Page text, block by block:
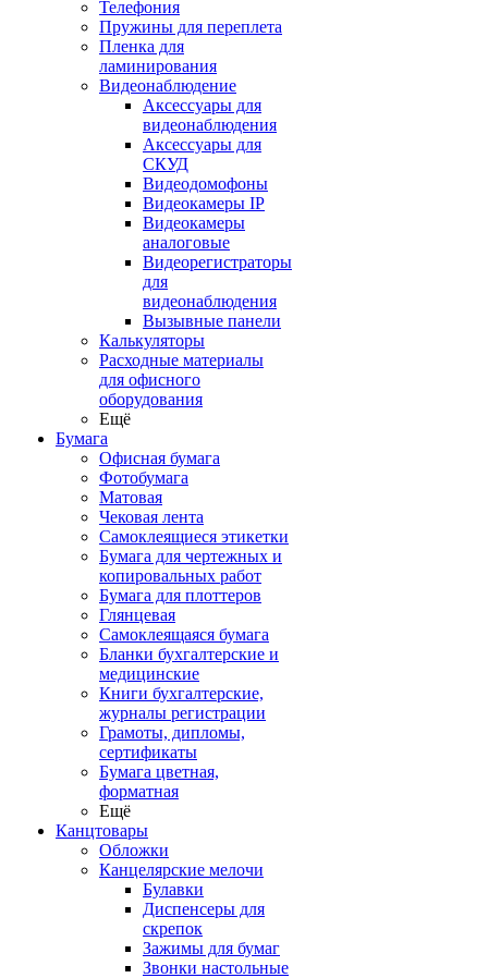
Телефония
Пружины для переплета
Пленка для
ламинирования
Видеонаблюдение
Аксессуары для
видеонаблюдения
Аксессуары для
СКУД
Видеодомофоны
Видеокамеры IP
Видеокамеры
аналоговые
Видеорегистраторы
для
видеонаблюдения
Вызывные панели
Калькуляторы
Расходные материалы
для офисного
оборудования
Ещё
Бумага
Офисная бумага
Фотобумага
Матовая
Чековая лента
Самоклеящиеся этикетки
Бумага для чертежных и
копировальных работ
Бумага для плоттеров
Глянцевая
Самоклеящаяся бумага
Бланки бухгалтерские и
медицинские
Книги бухгалтерские,
журналы регистрации
Грамоты, дипломы,
сертификаты
Бумага цветная,
форматная
Ещё
Канцтовары
Обложки
Канцелярские мелочи
Булавки
Диспенсеры для
скрепок
Зажимы для бумаг
Звонки настольные